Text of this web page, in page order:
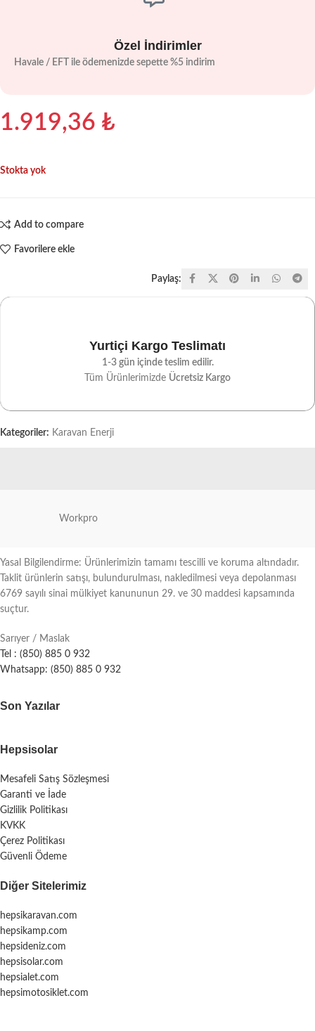
Özel İndirimler
Havale / EFT ile ödemenizde sepette %5 indirim
1.919,36 ₺
Stokta yok
Add to compare
Favorilere ekle
Paylaş:
Yurtiçi Kargo Teslimatı
1-3 gün içinde teslim edilir.
Tüm Ürünlerimizde Ücretsiz Kargo
Kategoriler: Karavan Enerji
Workpro
Yasal Bilgilendirme: Ürünlerimizin tamamı tescilli ve koruma altındadır.
Taklit ürünlerin satışı, bulundurulması, nakledilmesi veya depolanması
6769 sayılı sinai mülkiyet kanununun 29. ve 30 maddesi kapsamında
suçtur.
Sarıyer / Maslak
Tel : (850) 885 0 932
Whatsapp: (850) 885 0 932
Son Yazılar
Hepsisolar
Mesafeli Satış Sözleşmesi
Garanti ve İade
Gizlilik Politikası
KVKK
Çerez Politikası
Güvenli Ödeme
Diğer Sitelerimiz
hepsikaravan.com
hepsikamp.com
hepsideniz.com
hepsisolar.com
hepsialet.com
hepsimotosiklet.com